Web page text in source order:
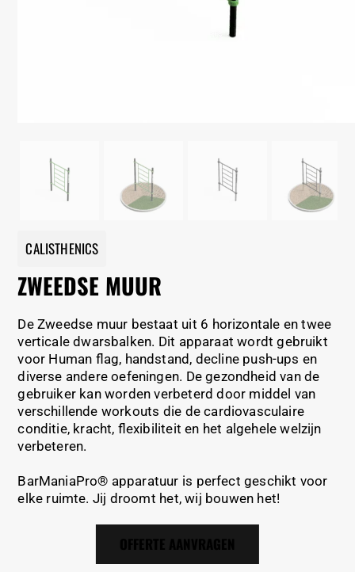
CALISTHENICS
ZWEEDSE MUUR
De Zweedse muur bestaat uit 6 horizontale en twee
verticale dwarsbalken. Dit apparaat wordt gebruikt
voor Human flag, handstand, decline push-ups en
diverse andere oefeningen. De gezondheid van de
gebruiker kan worden verbeterd door middel van
verschillende workouts die de cardiovasculaire
conditie, kracht, flexibiliteit en het algehele welzijn
verbeteren.
BarManiaPro® apparatuur is perfect geschikt voor
elke ruimte. Jij droomt het, wij bouwen het!